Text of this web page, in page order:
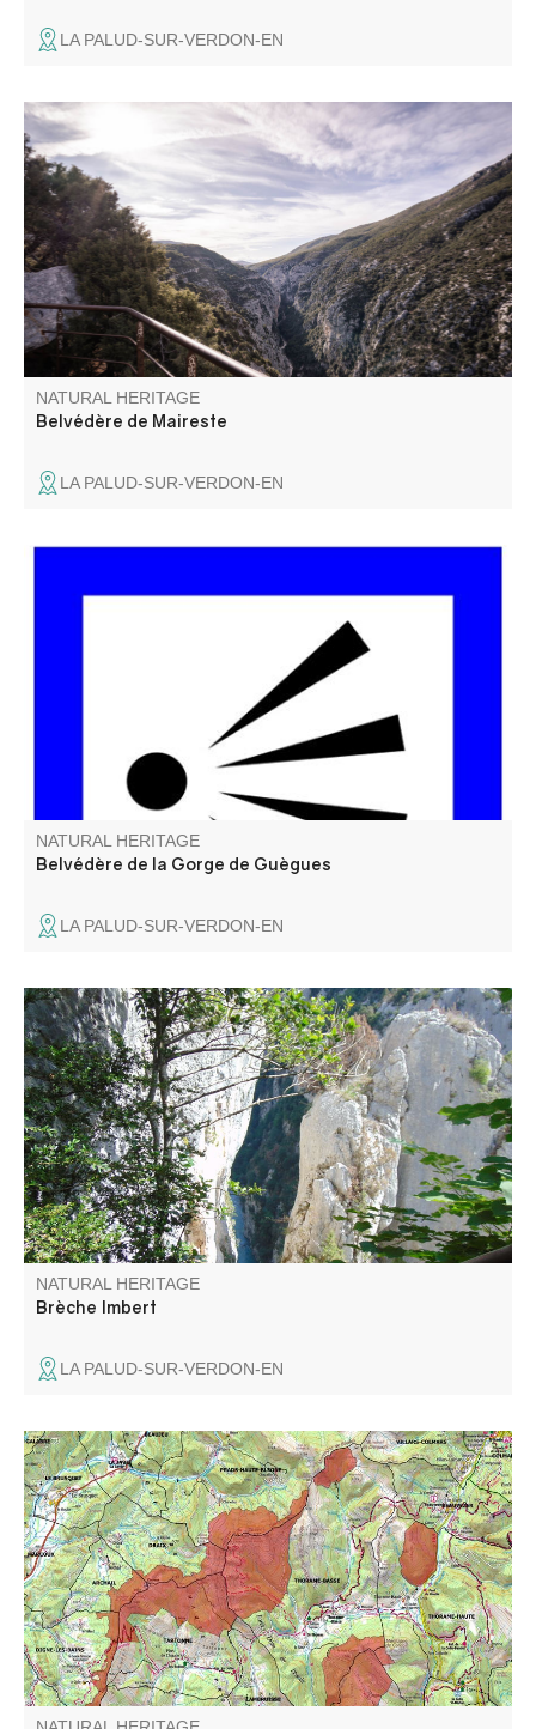
LA PALUD-SUR-VERDON-EN
Situé sur la route entre Moustiers-Sainte-Marie et la
Palud-sur-Verdon, en rive droite, le belvédère de Maireste
offre un beau point de vue sur les Gorges.
NATURAL HERITAGE
Belvédère de Maireste
LA PALUD-SUR-VERDON-EN
Du belvédère de la Gorge de Guègues, on surplombe les
vestiges de la ferme de Guègues, située sur un plateau
herbeux qui est au-dessus des Gorges. La ferme était
occupée par le pastre (berger) et possédait un beau
verger (amandiers, poiriers…).
NATURAL HERITAGE
Belvédère de la Gorge de Guègues
LA PALUD-SUR-VERDON-EN
La Brèche Imbert est située au milieu du Blanc-Martel,
c'est un escalier dans le vide, avec des rambardes, de
274 marches est l'un des points de vues les plus
impressionnant du sentier Blanc-Martel.
NATURAL HERITAGE
Brèche Imbert
LA PALUD-SUR-VERDON-EN
Constitué de 4 entités, ce massif s’élève entre les vallées
de La Bléone et du Verdon.